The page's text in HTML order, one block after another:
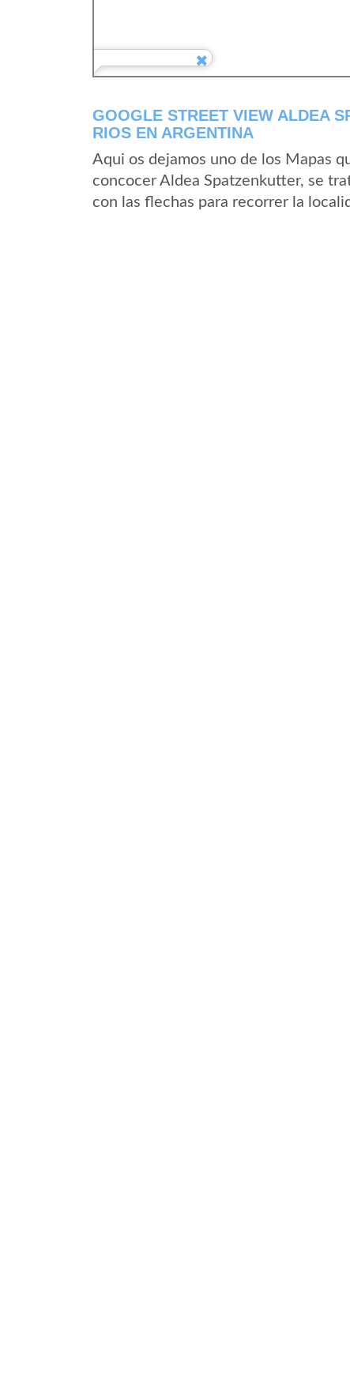
GOOGLE STREET VIEW ALDEA
RIOS EN ARGENTINA
Aqui os dejamos uno de los Mapas
concocer Aldea Spatzenkutter, se
con las flechas para recorrer la